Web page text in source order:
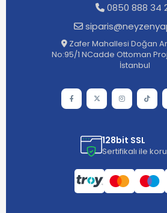
0850 888 34
Zafer Mahallesi Doğan
No:95/1 NCadde Ottoman
İstanbul
128bit SSL
Sertifikalı ile